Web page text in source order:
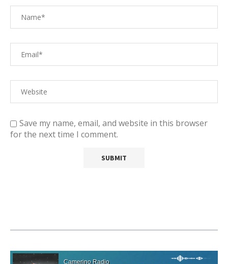
Save my name, email, and website in this browser
for the next time I comment.